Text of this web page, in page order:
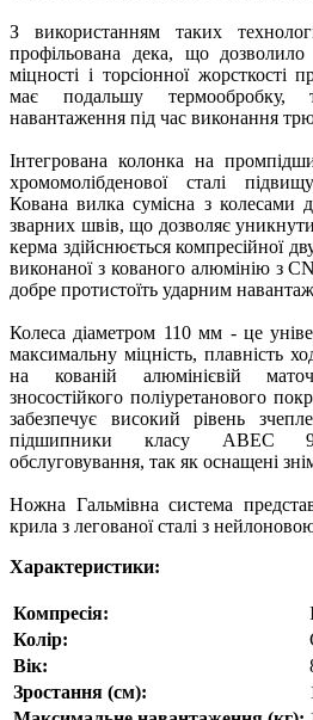
З використанням таких
профільована дека, що дозволило
міцності і торсіонної жорсткості
має подальшу термообробку,
навантаження під час виконання
Інтегрована колонка на
хромомолібденової сталі
Кована вилка сумісна з колесами
зварних швів, що дозволяє
керма здійснюється компресійної
виконаної з кованого алюмінію з
добре протистоїть ударним
Колеса діаметром 110 мм - це
максимальну міцність, плавність
на кованій алюмінієвій
зносостійкого поліуретанового
забезпечує високий рівень
підшипники класу АВЕС
обслуговування, так як оснащені
Ножна Гальмівна система
крила з легованої сталі з
Характеристики:
Компресія:
Колір:
Вік:
Зростання (см):